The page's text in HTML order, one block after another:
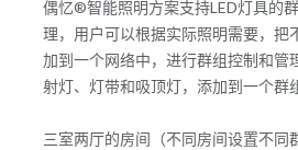
偶忆®智能照明方案支持LED灯具的
理，用户可以根据实际照明需要，把
加到一个网络中，进行群组控制和管
射灯、灯带和吸顶灯，添加到一个群
三室两厅的房间（不同房间设置不同